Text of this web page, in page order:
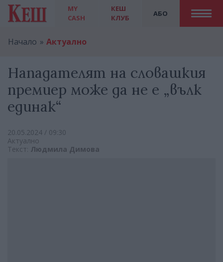
MY
CASH
АБО
КЕШ
КЛУБ
Начало Актуално
Нападателят на словашкия
премиер може да не е „вълк
единак“
20.05.2024 / 09:30
Актуално
Текст: Людмила Димова